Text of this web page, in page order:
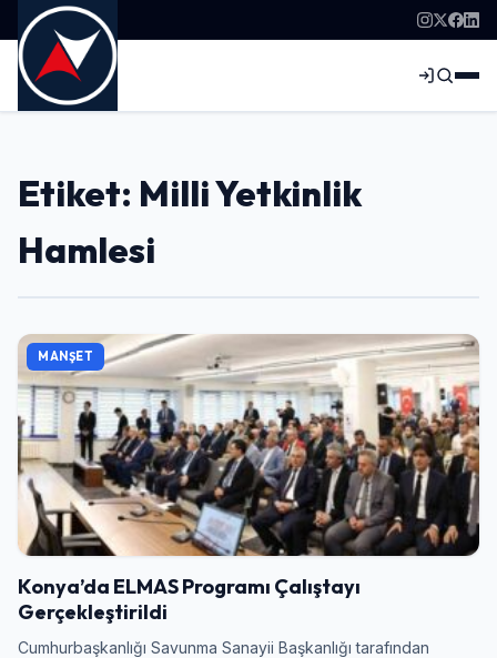
Etiket: Milli Yetkinlik
Hamlesi
MANŞET
Konya’da ELMAS Programı Çalıştayı
Gerçekleştirildi
Cumhurbaşkanlığı Savunma Sanayii Başkanlığı tarafından
Giriş Yap
Kullanıcı Adı veya E-posta